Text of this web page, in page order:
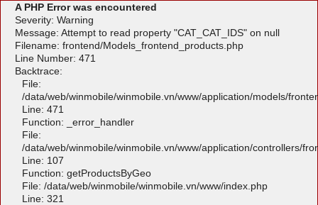
A PHP Error was encountered
Severity: Warning
Message: Attempt to read property "CAT_CAT_IDS" on null
Filename: frontend/Models_frontend_products.php
Line Number: 471
Backtrace:
File:
/data/web/winmobile/winmobile.vn/www/application/models/
Line: 471
Function: _error_handler
File:
/data/web/winmobile/winmobile.vn/www/application/controllers/
Line: 107
Function: getProductsByGeo
File: /data/web/winmobile/winmobile.vn/www/index.php
Line: 321